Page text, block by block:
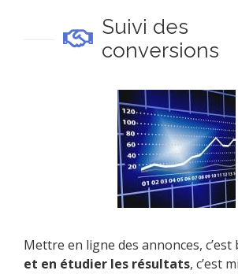
Suivi des
conversions
Mettre en ligne des annonces, c’est
et en étudier les résultats, c’est